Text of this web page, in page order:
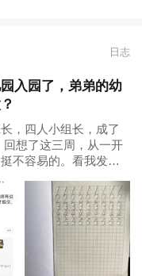
日志
入园了，弟弟的幼
，四人小组长，成了
想了这三周，从一开
不容易的。看我发的
钢琴，我们没整过其